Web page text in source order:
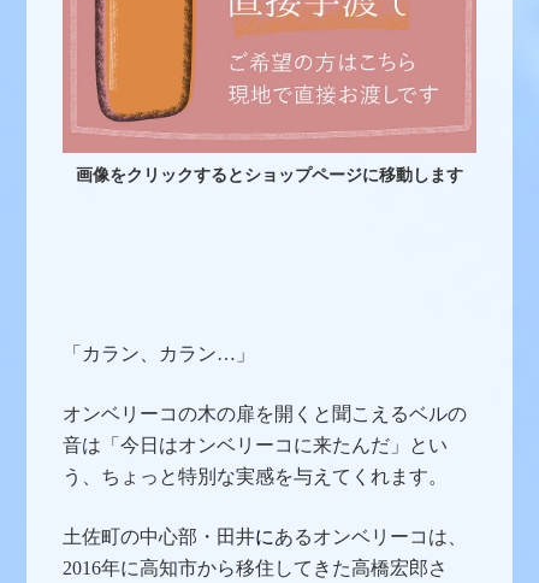
画像をクリックするとショップページに移動します
「カラン、カラン…」
オンベリーコの木の扉を開くと聞こえるベルの
音は「今日はオンベリーコに来たんだ」とい
う、ちょっと特別な実感を与えてくれます。
土佐町の中心部・田井にあるオンベリーコは、
2016年に高知市から移住してきた高橋宏郎さ